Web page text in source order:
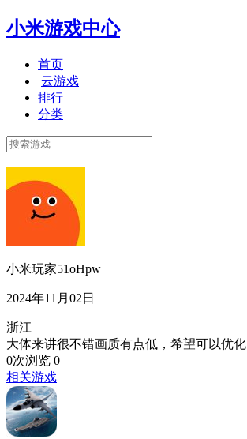
小米游戏中心
首页
云游戏
排行
分类
小米玩家51oHpw
2024年11月02日
浙江
大体来讲很不错画质有点低，希望可以优化
0次浏览 0
相关游戏